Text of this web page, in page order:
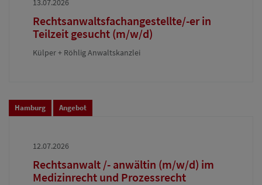
13.07.2026
Rechtsanwaltsfachangestellte/-er in
Teilzeit gesucht (m/w/d)
Külper + Röhlig Anwaltskanzlei
Hamburg Angebot
12.07.2026
Rechtsanwalt /- anwältin (m/w/d) im
Medizinrecht und Prozessrecht